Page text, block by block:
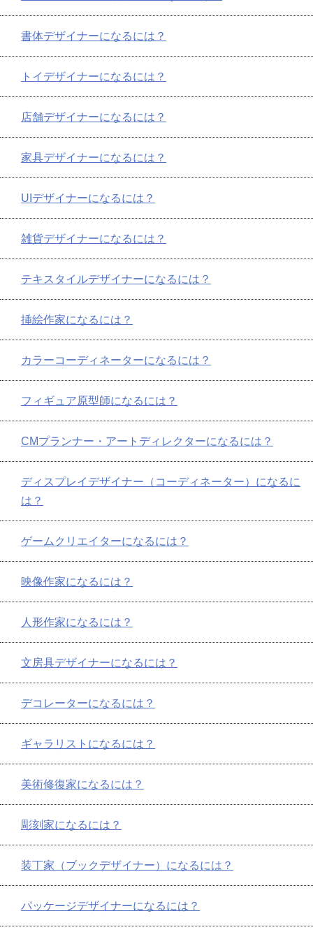
書体デザイナーになるには？
トイデザイナーになるには？
店舗デザイナーになるには？
家具デザイナーになるには？
UIデザイナーになるには？
雑貨デザイナーになるには？
テキスタイルデザイナーになるには？
挿絵作家になるには？
カラーコーディネーターになるには？
フィギュア原型師になるには？
CMプランナー・アートディレクターになるには？
ディスプレイデザイナー（コーディネーター）になるに
は？
ゲームクリエイターになるには？
映像作家になるには？
人形作家になるには？
文房具デザイナーになるには？
デコレーターになるには？
ギャラリストになるには？
美術修復家になるには？
彫刻家になるには？
装丁家（ブックデザイナー）になるには？
パッケージデザイナーになるには？